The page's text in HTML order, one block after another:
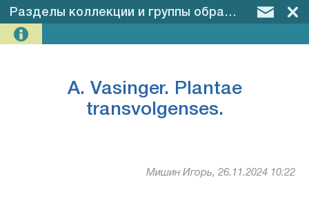
Разделы коллекции и группы образцов –A.
A. Vasinger. Plantae
transvolgenses.
Мишин Игорь, 26.11.2024 10:22